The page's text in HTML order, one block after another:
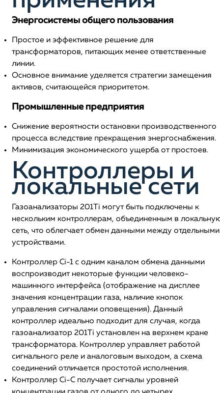
Энергосистемы общего пользования
Простое и эффективное решение для
трансформаторов, питающих менее ответственные
линии.
Основное внимание уделяется стратегии замещения
активов, считающейся приоритетом.
Промышленные предприятия
Снижение вероятности остановки производственного
процесса вследствие прекращения энергоснабжения.
Минимизация экономического ущерба от простоев.
Контроллеры и
локальные сети
Газоанализаторы 201Ti могут быть подключены к
нескольким контроллерам, объединенным в
сеть, что облегчает обмен данными между отдельными
устройствами.
Контроллер Ci-1 с одним каналом обмена данными
воспроизводит некоторые функции человеко-
машинного интерфейса (отображение на дисплее
значения концентрации газа, наличие кнопок
управления сигналами оповещения). Данный
контроллер идеально подходит для случая, когда
газоанализатор 201Ti установлен на верхнем кране
трансформатора. Контроллер управляет работой
сигнального реле и аналоговым выходом, а схема
соединений отличается простотой исполнения.
Контроллер Ci-C получает сигналы уровней